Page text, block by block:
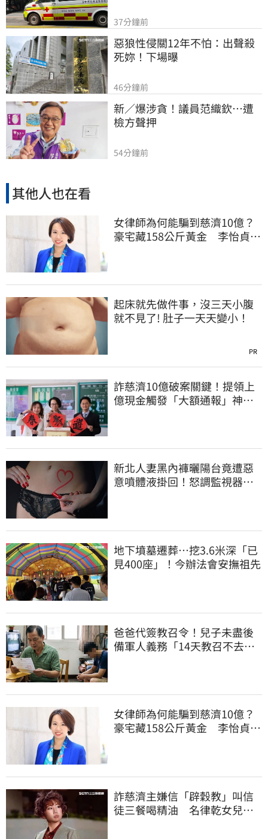
37分鐘前
惡狼性侵關12年不怕：出聲殺
死妳！下場曝
46分鐘前
新／爆涉貪！議員范織欽…遭
檢方聲押
54分鐘前
其他人也在看
女律師為何能騙到慈濟10億？
豪宅藏158公斤黃金 李怡貞驚
起床就先做件事，沒三天小腹
就不見了! 肚子一天天變小！
PR
詐慈濟10億破案關鍵！提領上
億現金觸發「大額通報」神鬼
新北人妻黑內褲曬陽台竟遭惡
意噴體液掛回！怒調監視器竟
地下墳墓遷葬…挖3.6米深「已
見400座」！今辦法會安撫祖先
爸爸代簽教召令！兒子未盡後
備軍人義務「14天教召不去」
女律師為何能騙到慈濟10億？
豪宅藏158公斤黃金 李怡貞驚
詐慈濟主嫌信「辟穀教」叫信
徒三餐喝精油 名律乾女兒卻